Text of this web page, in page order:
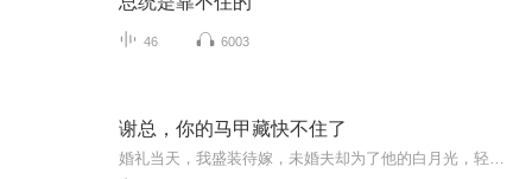
46 6003
谢总，你的马甲藏快不住了